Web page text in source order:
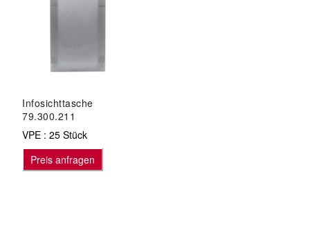
Infosichttasche
79.300.211
VPE : 25 Stück
Preis anfragen